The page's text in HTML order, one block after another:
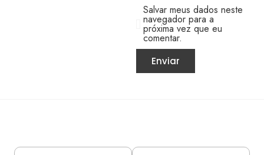
Salvar meus dados neste
navegador para a
próxima vez que eu
comentar.